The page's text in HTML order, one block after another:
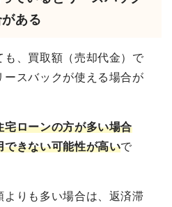
ある
、買取額（売却代金）で
ースバックが使える場合が
宅ローンの方が多い場合
できない可能性が高いで
りも多い場合は、返済滞